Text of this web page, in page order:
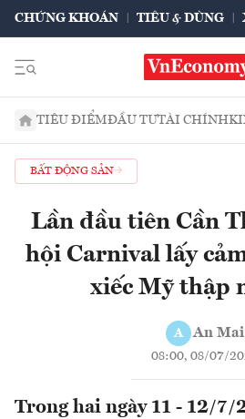
CHỨNG KHOÁN TIÊU & DÙNG
TIÊU ĐIỂMĐẦU TƯTÀI CHÍNH
BẤT ĐỘNG SẢN
Lần đầu tiên Cần
hội Carnival lấy
xiếc Mỹ thập
A An Mai
08:00, 08/07/
Trong hai ngày 11 - 12/